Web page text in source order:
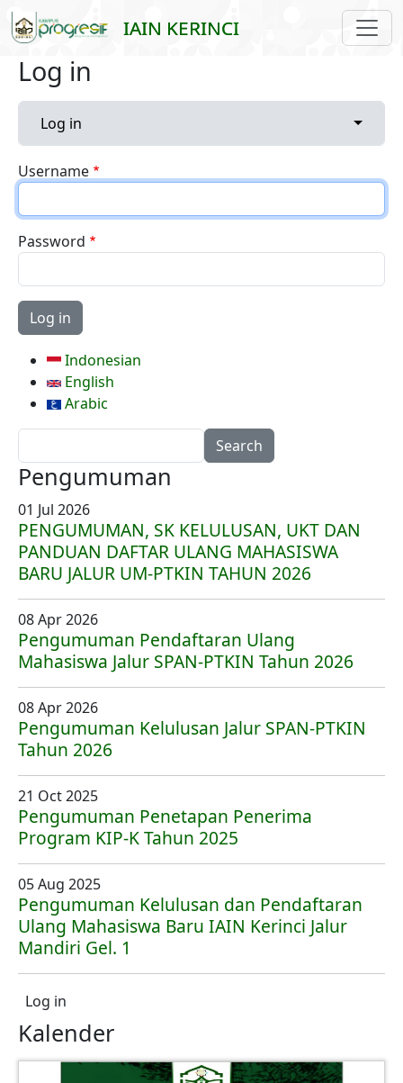
Skip to main content
IAIN KERINCI
Log in
Primary tabs
Log in Toggle
Username
Password
Indonesian
English
Arabic
Pengumuman
01 Jul 2026
PENGUMUMAN, SK KELULUSAN, UKT DAN
PANDUAN DAFTAR ULANG MAHASISWA
BARU JALUR UM-PTKIN TAHUN 2026
08 Apr 2026
Pengumuman Pendaftaran Ulang
Mahasiswa Jalur SPAN-PTKIN Tahun 2026
08 Apr 2026
Pengumuman Kelulusan Jalur SPAN-PTKIN
Tahun 2026
21 Oct 2025
Pengumuman Penetapan Penerima
Program KIP-K Tahun 2025
05 Aug 2025
Pengumuman Kelulusan dan Pendaftaran
Ulang Mahasiswa Baru IAIN Kerinci Jalur
Mandiri Gel. 1
User account menu
Log in
Kalender